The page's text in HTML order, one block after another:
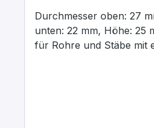
Durchmesser oben: 27
unten: 22 mm, Höhe: 25
für Rohre und Stäbe mit